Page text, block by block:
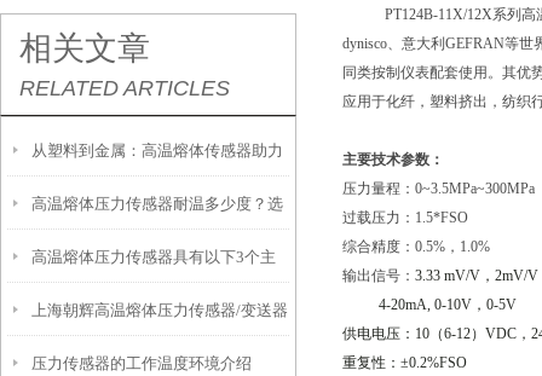
相关文章
RELATED ARTICLES
从塑料到金属：高温熔体传感器助力
制造工艺效率提升
高温熔体压力传感器耐温多少度？选
型必须知道的参数
高温熔体压力传感器具有以下3个主
要特点
上海朝辉高温熔体压力传感器/变送器
安装前注意事项
压力传感器的工作温度环境介绍
PT124B-11X/12X系列
dynisco、意大利GEFRAN等
同类按制仪表配套使用。其优
应用于化纤，塑料挤出，纺织
主要技术参数：
压力量程：0~3.5MPa~300MPa
过载压力：1.5*FSO
综合精度：0.5%，1.0%
输出信号： 3.33 mV/V ， 2mV/V
4-20mA, 0-10V ， 0-5V
供电电压： 10 （6-12） VDC ，
重复性：±0.2%FSO